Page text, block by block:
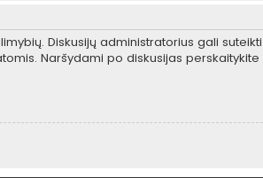
Diskusijų administratorius gali suteikti
Naršydami po diskusijas perskaitykite